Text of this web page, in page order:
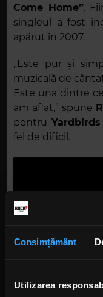
Consimțământ
Utilizarea
Come Home”.
singleul a fost
apărut în 2007.
„Este pur și
muzicală de
Este una dintre
am aflat,” spune
pentru Yardbirds
fel de dificil.